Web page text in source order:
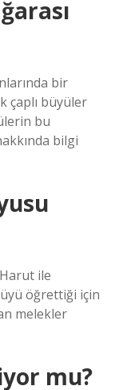
bir
çaplı büyüler
bu
bilgi
ile
öğrettiği için
melekler
mu?